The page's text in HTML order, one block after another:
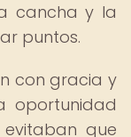
cancha y la
puntos.
con gracia y
oportunidad
que